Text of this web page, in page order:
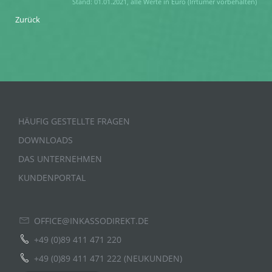
Zurück
HÄUFIG GESTELLTE FRAGEN
DOWNLOADS
DAS UNTERNEHMEN
KUNDENPORTAL
OFFICE@INKASSODIREKT.DE
+49 (0)89 411 471 220
+49 (0)89 411 471 222 (NEUKUNDEN)